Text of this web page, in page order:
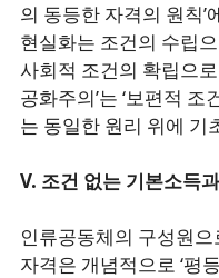
의 동등한 자격의 원칙
현실화는 조건의 수립
사회적 조건의 확립으
공화주의’는 ‘보편적
는 동일한 원리 위에 기
V. 조건 없는 기본소득
인류공동체의 구성원
자격은 개념적으로 ‘평